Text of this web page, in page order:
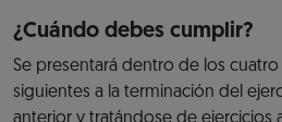
¿Cuándo debes cumplir?
Se presentará dentro de los
siguientes a la terminación del
anterior y tratándose de ejercicios